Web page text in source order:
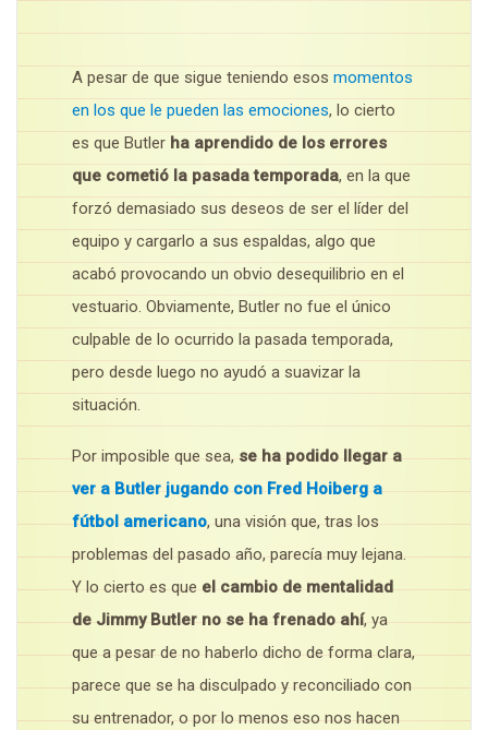
A pesar de que sigue teniendo esos momentos
en los que le pueden las emociones, lo cierto
es que Butler ha aprendido de los errores
que cometió la pasada temporada, en la que
forzó demasiado sus deseos de ser el líder del
equipo y cargarlo a sus espaldas, algo que
acabó provocando un obvio desequilibrio en el
vestuario. Obviamente, Butler no fue el único
culpable de lo ocurrido la pasada temporada,
pero desde luego no ayudó a suavizar la
situación.
Por imposible que sea, se ha podido llegar a
ver a Butler jugando con Fred Hoiberg a
fútbol americano, una visión que, tras los
problemas del pasado año, parecía muy lejana.
Y lo cierto es que el cambio de mentalidad
de Jimmy Butler no se ha frenado ahí, ya
que a pesar de no haberlo dicho de forma clara,
parece que se ha disculpado y reconciliado con
su entrenador, o por lo menos eso nos hacen